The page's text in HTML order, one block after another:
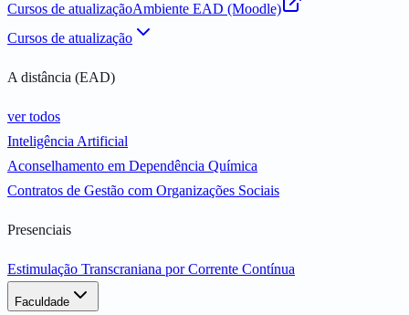
Cursos de atualizaçãoAmbiente EAD (Moodle)
Cursos de atualização
A distância (EAD)
ver todos
Inteligência Artificial
Aconselhamento em Dependência Química
Contratos de Gestão com Organizações Sociais
Presenciais
Estimulação Transcraniana por Corrente Contínua
Faculdade